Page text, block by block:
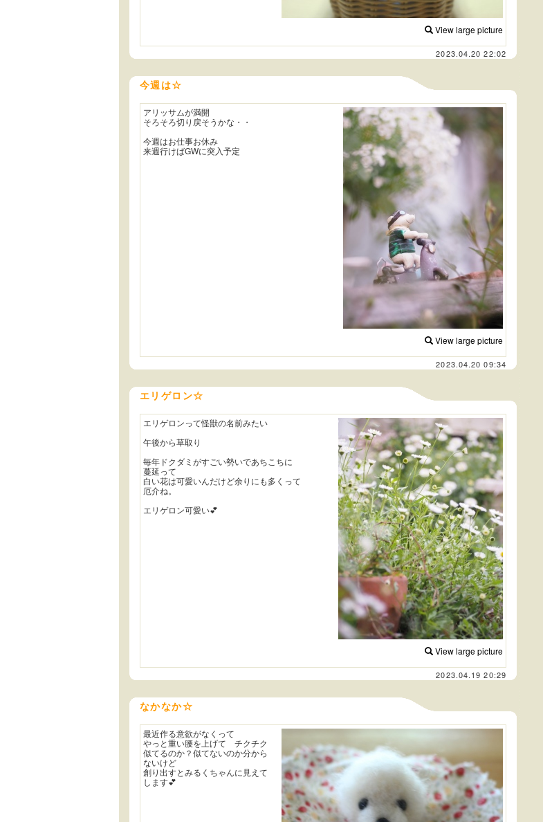
View large picture
2023.04.20 22:02
今週は☆
View large picture
アリッサムが満開
そろそろ切り戻そうかな・・
今週はお仕事お休み
来週行けばGWに突入予定
2023.04.20 09:34
エリゲロン☆
View large picture
エリゲロンって怪獣の名前みたい
午後から草取り
毎年ドクダミがすごい勢いであちこちに
蔓延って
白い花は可愛いんだけど余りにも多くって
厄介ね。
エリゲロン可愛い💕
2023.04.19 20:29
なかなか☆
最近作る意欲がなくって
やっと重い腰を上げて チクチク
似てるのか？似てないのか分から
ないけど
創り出すとみるくちゃんに見えて
します💕